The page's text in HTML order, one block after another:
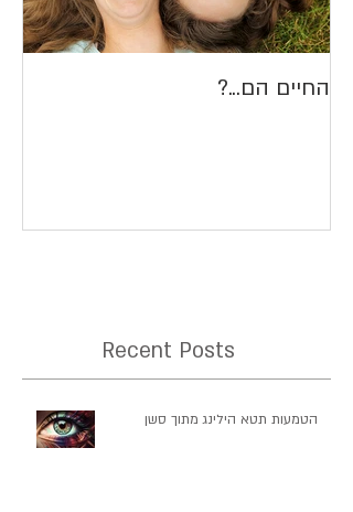
החיים הם...?
Recent Posts
הטמעות תטא הילינג מתוך סשן